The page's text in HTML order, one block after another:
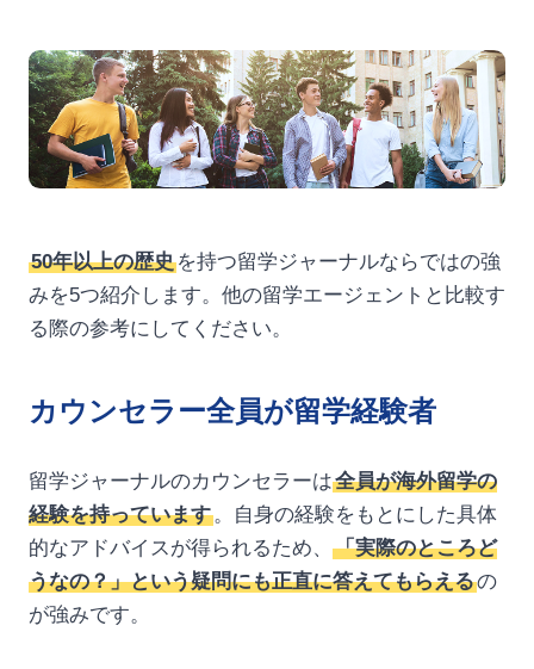
50年以上の歴史を持つ留学ジャーナルならではの強
みを5つ紹介します。他の留学エージェントと比較す
る際の参考にしてください。
カウンセラー全員が留学経験者
留学ジャーナルのカウンセラーは全員が海外留学の
経験を持っています。自身の経験をもとにした具体
的なアドバイスが得られるため、
「実際のところど
うなの？」という疑問にも正直に答えてもらえるの
が強みです。